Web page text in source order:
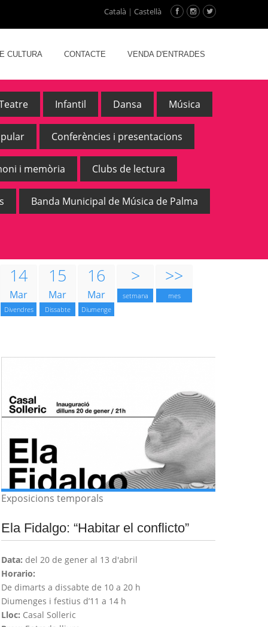
Català | Castellà
CULTURA CONTACTE VENDA D'ENTRADES
Infantil Dansa Música
Conferències i presentacions
i memòria Clubs de lectura
Banda Municipal de Música de Palma
14
Mar
Divendres
15
Mar
Dissabte
16
Mar
Diumenge
>
setmana
>>
mes
Exposicions temporals
Ela Fidalgo: “Habitar el conflicto”
Data: del 20 de gener al 13 d'abril
Horario:
De dimarts a dissabte de 10 a 20 h
Diumenges i festius d’11 a 14 h
Lloc: Casal Solleric